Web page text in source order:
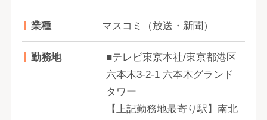
業種 マスコミ（放送・新聞）
勤務地
■テレビ東京本社/東京都港区
六本木3-2-1 六本木グランド
タワー
【上記勤務地最寄り駅】南北